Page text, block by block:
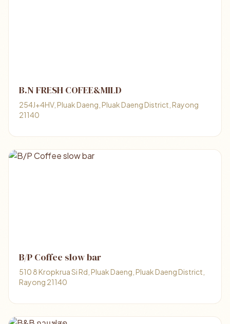
B.N FRESH COFEE&MILD
254J+4HV, Pluak Daeng, Pluak Daeng District, Rayong
21140
B/P Coffee slow bar
510 8 Kropkrua Si Rd, Pluak Daeng, Pluak Daeng District,
Rayong 21140